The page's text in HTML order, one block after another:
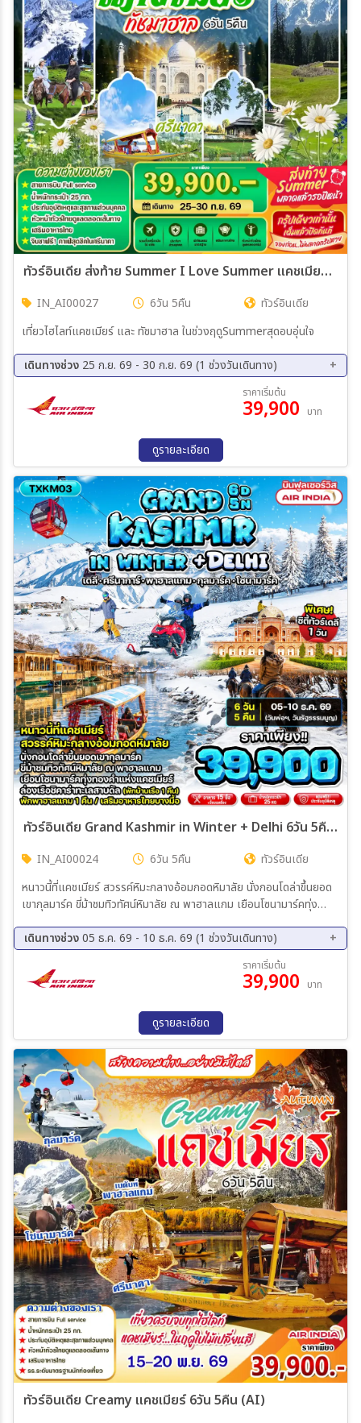
ทัวร์อินเดีย ส่งท้าย Summer I Love Summer แคชเมียร์ ทัชมาฮาล 6วัน 5คืน (AI)
IN_AI00027 6วัน 5คืน
ทัวร์อินเดีย
เที่ยวไฮไลท์แคชเมียร์ และ ทัชมาฮาล ในช่วงฤดูSummerสุดอบอุ่นใจ
เดินทางช่วง 25 ก.ย. 69 - 30 ก.ย. 69 (1 ช่วงวันเดินทาง)
ราคาเริ่มต้น
39,900 บาท
ดูรายละเอียด
ทัวร์อินเดีย Grand Kashmir in Winter + Delhi 6วัน 5คืน (AI)
IN_AI00024 6วัน 5คืน
ทัวร์อินเดีย
หนาวนี้ที่แคชเมียร์ สวรรค์หิมะกลางอ้อมกอดหิมาลัย นั่งกอนโดล่าขึ้นยอด
เขากุลมาร์ค ขี่ม้าชมทิวทัศน์หิมาลัย ณ พาฮาลแกม เยือนโซนามาร์คทุ่ง
พาฮาลแกม 1 คืน / เสริมอาหารไทยบางมื้อ
เดินทางช่วง05 ธ.ค. 69 - 10 ธ.ค. 69 (1 ช่วงวันเดินทาง)
ราคาเริ่มต้น
39,900 บาท
ดูรายละเอียด
ทัวร์อินเดีย Creamy แคชเมียร์ 6วัน 5คืน (AI)